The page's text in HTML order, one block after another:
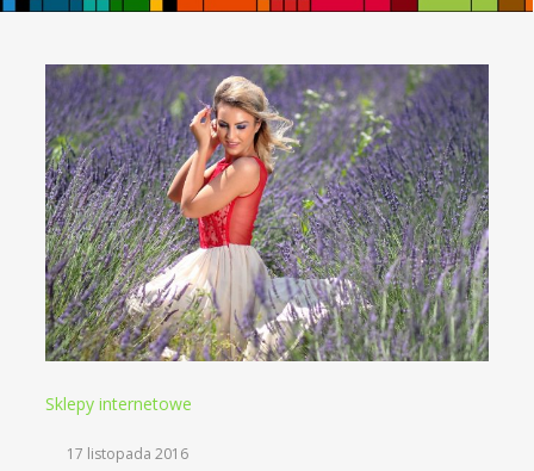
Sklepy internetowe
17 listopada 2016